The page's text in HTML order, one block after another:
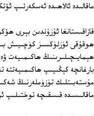
ماقالىدە ئالاھىدە ئەسكەرتىپ
قازاقىستانغا ئۇزۇندىن بېرى
ھوقۇقى ئۈزلۈكسىز كۈچىيىش
ھېمايىچىلىرىنىڭ ھاكىمىيەت
بارغانچە كېڭىيىپ
مۇستەبىتلىك تۈزۈملەرنىڭ
ماقالىسىدە قىسقىچە توختىلىپ